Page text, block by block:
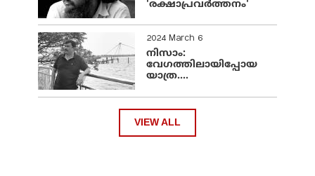
'രക്ഷാപ്രവര്‍ത്തനം'
2024 March 6
നിസാം:
വേഗത്തിലായിപ്പോയ
യാത്ര....
VIEW ALL